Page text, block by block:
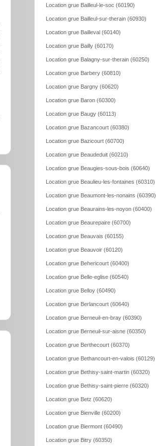
Location grue Bailleul-le-soc (60190)
Location grue Bailleul-sur-therain (60930)
Location grue Bailleval (60140)
Location grue Bailly (60170)
Location grue Balagny-sur-therain (60250)
Location grue Barbery (60810)
Location grue Bargny (60620)
Location grue Baron (60300)
Location grue Baugy (60113)
Location grue Bazancourt (60380)
Location grue Bazicourt (60700)
Location grue Beaudeduit (60210)
Location grue Beaugies-sous-bois (60640)
Location grue Beaulieu-les-fontaines (60310)
Location grue Beaumont-les-nonains (60390)
Location grue Beaurains-les-noyon (60400)
Location grue Beaurepaire (60700)
Location grue Beauvais (60155)
Location grue Beauvoir (60120)
Location grue Behericourt (60400)
Location grue Belle-eglise (60540)
Location grue Belloy (60490)
Location grue Berlancourt (60640)
Location grue Berneuil-en-bray (60390)
Location grue Berneuil-sur-aisne (60350)
Location grue Berthecourt (60370)
Location grue Bethancourt-en-valois (60129)
Location grue Bethisy-saint-martin (60320)
Location grue Bethisy-saint-pierre (60320)
Location grue Betz (60620)
Location grue Bienville (60200)
Location grue Biermont (60490)
Location grue Bitry (60350)